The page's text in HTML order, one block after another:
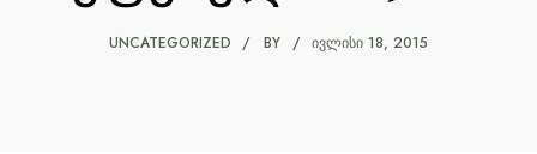
UNCATEGORIZED BY ᲘᲕᲚᲘᲡᲘ 18, 2015